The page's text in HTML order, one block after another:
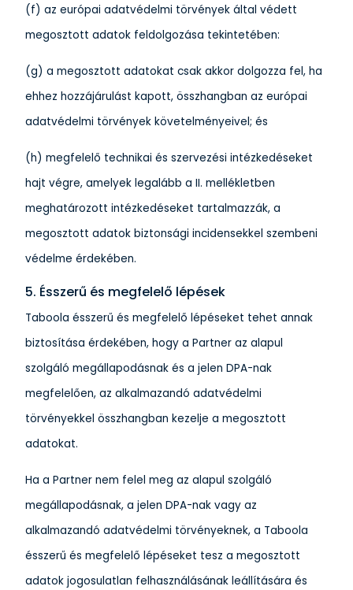
(f) az európai adatvédelmi törvények által védett
megosztott adatok feldolgozása tekintetében:
(g) a megosztott adatokat csak akkor dolgozza fel, ha
ehhez hozzájárulást kapott, összhangban az európai
adatvédelmi törvények követelményeivel; és
(h) megfelelő technikai és szervezési intézkedéseket
hajt végre, amelyek legalább a II. mellékletben
meghatározott intézkedéseket tartalmazzák, a
megosztott adatok biztonsági incidensekkel szembeni
védelme érdekében.
5. Ésszerű és megfelelő lépések
Taboola ésszerű és megfelelő lépéseket tehet annak
biztosítása érdekében, hogy a Partner az alapul
szolgáló megállapodásnak és a jelen DPA-nak
megfelelően, az alkalmazandó adatvédelmi
törvényekkel összhangban kezelje a megosztott
adatokat.
Ha a Partner nem felel meg az alapul szolgáló
megállapodásnak, a jelen DPA-nak vagy az
alkalmazandó adatvédelmi törvényeknek, a Taboola
ésszerű és megfelelő lépéseket tesz a megosztott
adatok jogosulatlan felhasználásának leállítására és